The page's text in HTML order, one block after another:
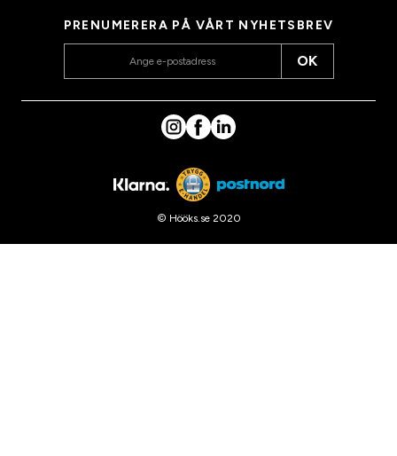
PRENUMERERA PÅ VÅRT NYHETSBREV
OK
© Hööks.se 2020